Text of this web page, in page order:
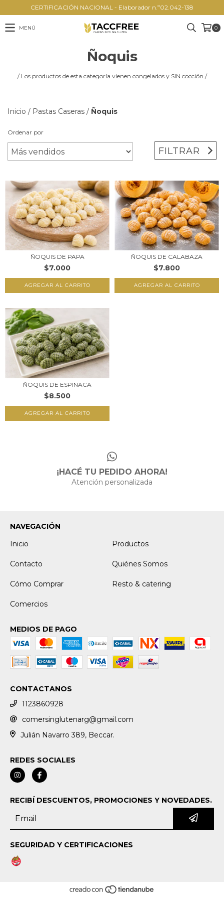
CERTIFICACIÓN NACIONAL - Elaborador n.º02.042-138
MENÚ 0
Ñoquis
/ Los productos de esta categoría vienen congelados y SIN cocción /
Inicio / Pastas Caseras / Ñoquis
Ordenar por
FILTRAR
ÑOQUIS DE PAPA
$7.000
ÑOQUIS DE CALABAZA
$7.800
ÑOQUIS DE ESPINACA
$8.500
¡HACÉ TU PEDIDO AHORA!
Atención personalizada
NAVEGACIÓN
Inicio
Productos
Contacto Quiénes Somos
Cómo Comprar Resto & catering
Comercios
MEDIOS DE PAGO
CONTACTANOS
1123860928
comersinglutenarg@gmail.com
Julián Navarro 389, Beccar.
REDES SOCIALES
RECIBÍ DESCUENTOS, PROMOCIONES Y NOVEDADES.
SEGURIDAD Y CERTIFICACIONES